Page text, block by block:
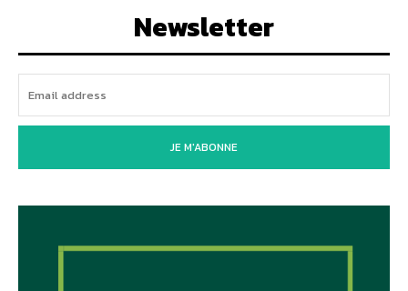
Newsletter
JE M'ABONNE